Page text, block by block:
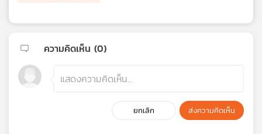
ความคิดเห็น (0)
ยกเลิก ส่งความคิดเห็น